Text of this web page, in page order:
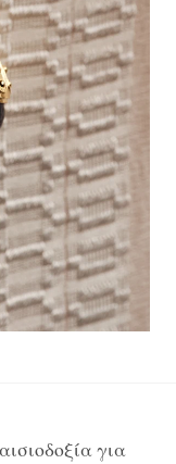
για